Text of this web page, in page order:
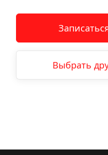
Выбрать